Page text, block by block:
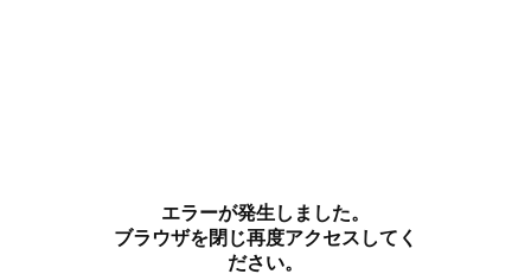
エラーが発生しました。
ブラウザを閉じ再度アクセスしてく
ださい。